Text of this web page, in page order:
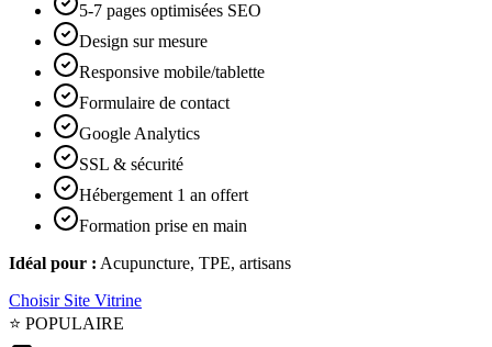
5-7 pages optimisées SEO
Design sur mesure
Responsive mobile/tablette
Formulaire de contact
Google Analytics
SSL & sécurité
Hébergement 1 an offert
Formation prise en main
Idéal pour : Acupuncture, TPE, artisans
Choisir Site Vitrine
⭐ POPULAIRE